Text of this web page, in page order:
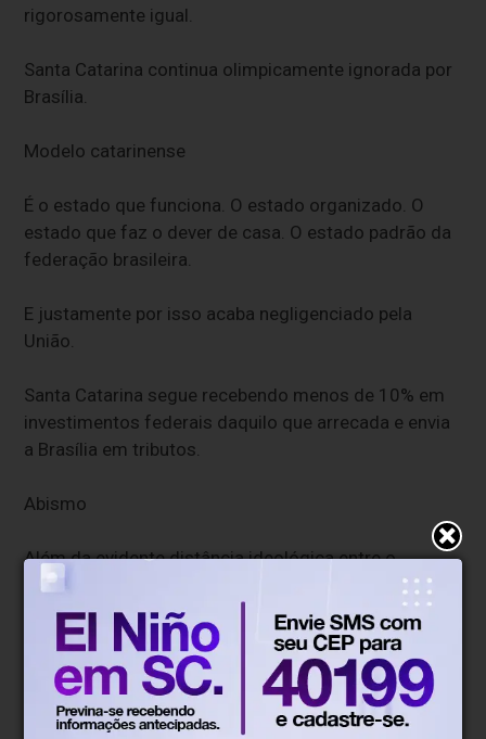
rigorosamente igual.
Santa Catarina continua olimpicamente ignorada por
Brasília.
Modelo catarinense
É o estado que funciona. O estado organizado. O
estado que faz o dever de casa. O estado padrão da
federação brasileira.
E justamente por isso acaba negligenciado pela
União.
Santa Catarina segue recebendo menos de 10% em
investimentos federais daquilo que arrecada e envia
a Brasília em tributos.
Abismo
Além da evidente distância ideológica entre o
eleitorado catarinense e o lulismo, existe também
uma lógica histórica de concentração política dos
investimentos federais em regiões mais
dependentes da União.
Na prática, Santa Catarina acaba sendo punida por